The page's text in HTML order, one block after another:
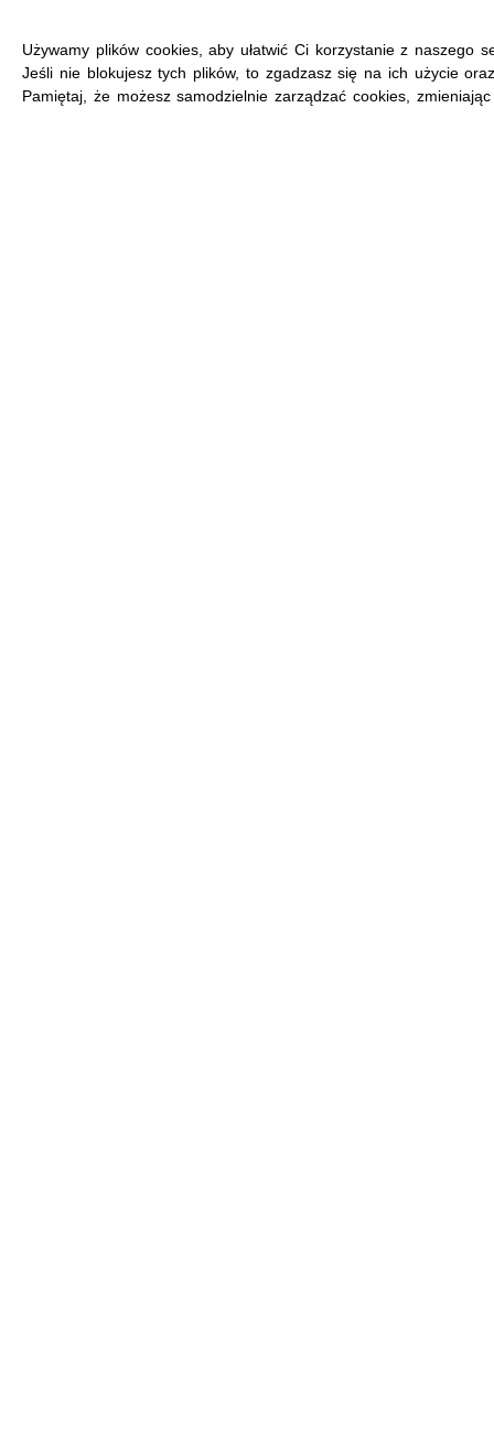
Używamy plików cookies, aby ułatwić Ci korzystanie z naszego
Jeśli nie blokujesz tych plików, to zgadzasz się na ich użycie
Pamiętaj, że możesz samodzielnie zarządzać cookies,